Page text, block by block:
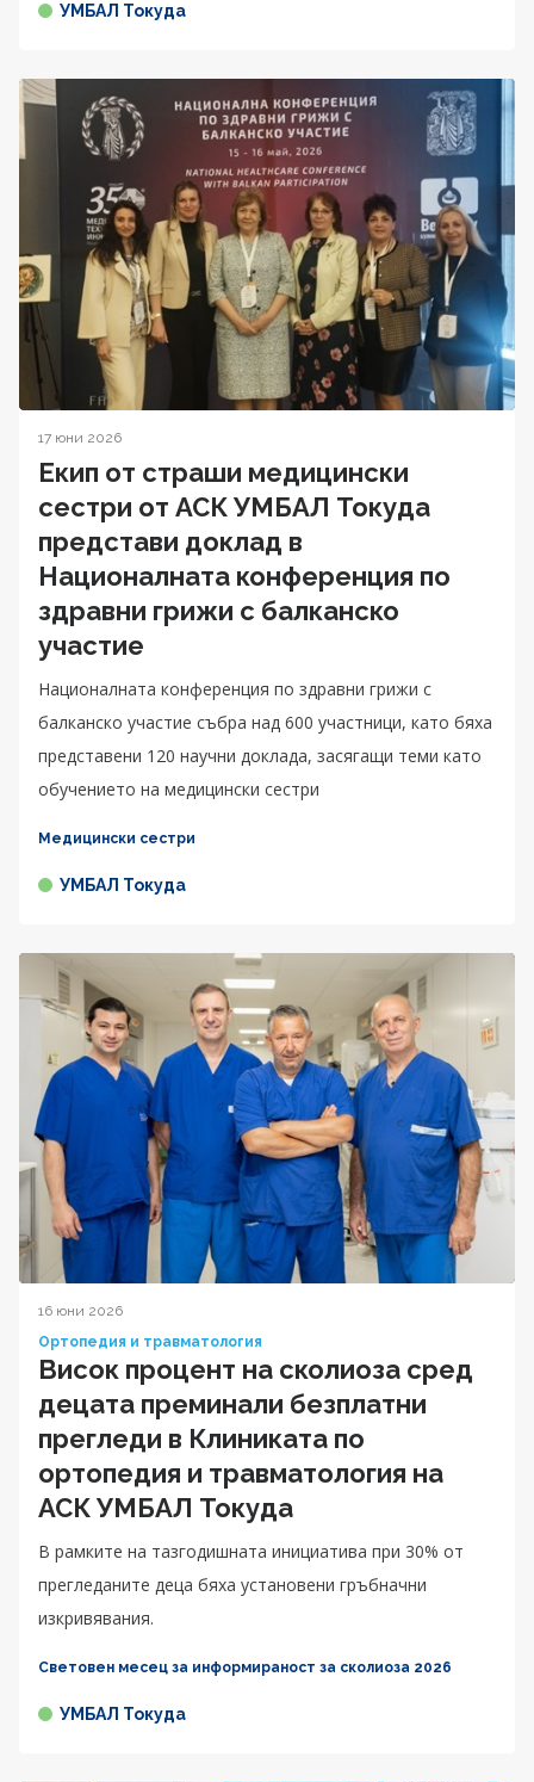
УМБАЛ Токуда
17 юни 2026
Екип от страши медицински
сестри от АСК УМБАЛ Токуда
представи доклад в
Националната конференция по
здравни грижи с балканско
участие
Националната конференция по здравни грижи с
балканско участие събра над 600 участници, като бяха
представени 120 научни доклада, засягащи теми като
обучението на медицински сестри
Медицински сестри
УМБАЛ Токуда
16 юни 2026
Ортопедия и травматология
Висок процент на сколиоза сред
децата преминали безплатни
прегледи в Клиниката по
ортопедия и травматология на
АСК УМБАЛ Токуда
В рамките на тазгодишната инициатива при 30% от
прегледаните деца бяха установени гръбначни
изкривявания.
Световен месец за информираност за сколиоза 2026
УМБАЛ Токуда